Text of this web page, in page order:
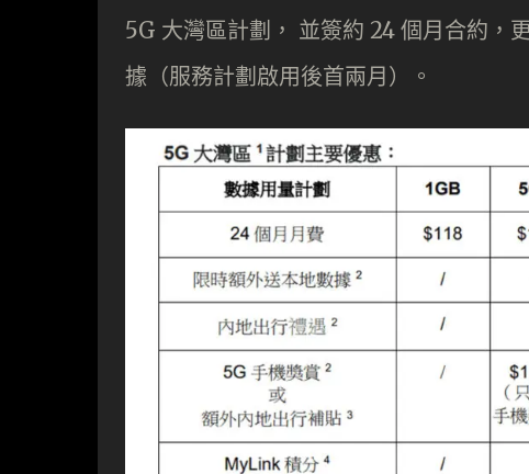
5G 大灣區計劃， 並簽約 24 個月合約，
據（服務計劃啟用後首兩月）。